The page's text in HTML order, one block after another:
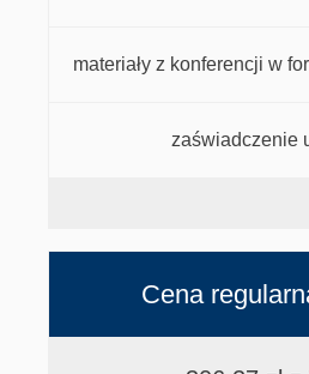
materiały z konferencji w
zaświadczenie
Cena